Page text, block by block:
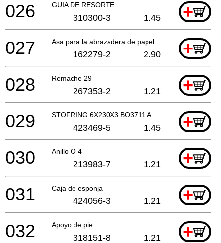
GUIA DE RESORTE +
026 310300-3 1.45
Asa para la abrazadera de papel +
027 162279-2 2.90
Remache 29 +
028 267353-2 1.21
STOFRING 6X230X3 BO3711 A +
029 423469-5 1.45
Anillo O 4 +
030 213983-7 1.21
Caja de esponja +
031 424056-3 1.21
Apoyo de pie +
032 318151-8 1.21